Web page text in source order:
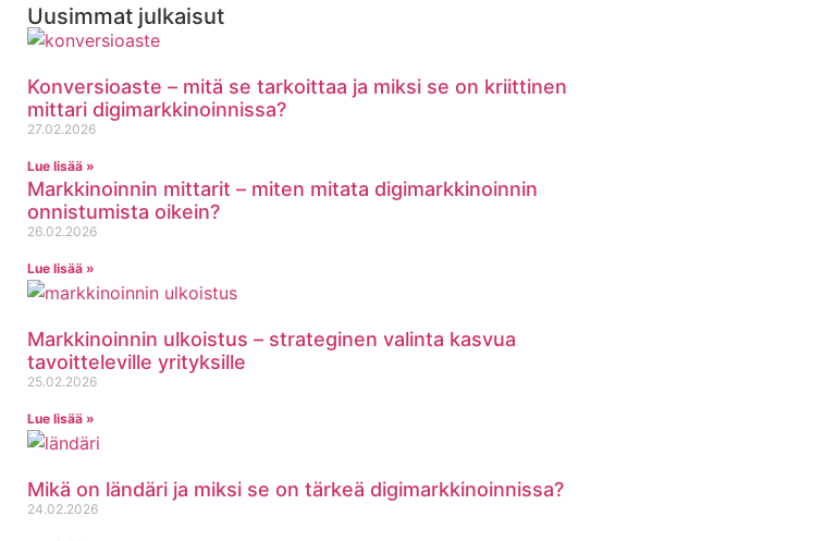
Uusimmat julkaisut
Konversioaste – mitä se tarkoittaa ja miksi se on kriittinen
mittari digimarkkinoinnissa?
27.02.2026
Lue lisää »
Markkinoinnin mittarit – miten mitata digimarkkinoinnin
onnistumista oikein?
26.02.2026
Lue lisää »
Markkinoinnin ulkoistus – strateginen valinta kasvua
tavoitteleville yrityksille
25.02.2026
Lue lisää »
Mikä on ländäri ja miksi se on tärkeä digimarkkinoinnissa?
24.02.2026